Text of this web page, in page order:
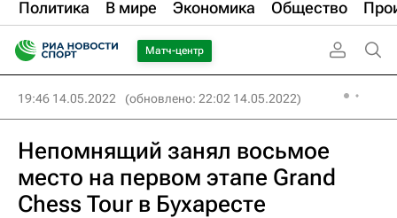
Политика В мире Экономика Общество
Матч-центр
19:46 14.05.2022 (обновлено: 22:02 14.05.2022)
Непомнящий занял восьмое
место на первом этапе Grand
Chess Tour в Бухаресте